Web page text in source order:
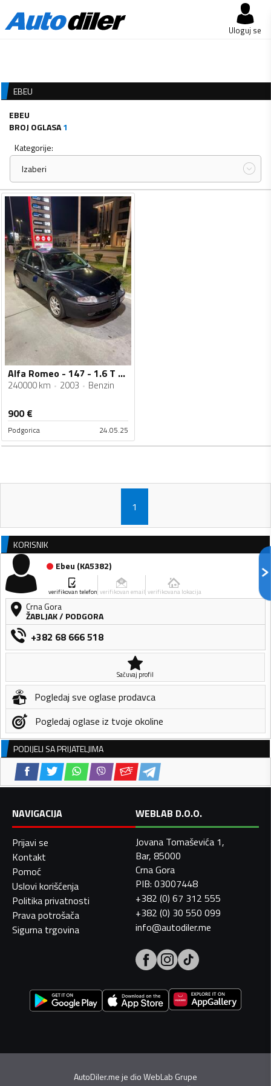
Uloguj se
EBEU
EBEU
BROJ OGLASA1
Kategorije:
Izaberi
Alfa Romeo - 147 - 1.6 T sport
240000 km 2003 Benzin
900€
Podgorica 24.05.25
1
KORISNIK
Ebeu (KA5382)
verifikovan telefon verifikovan email verifikovana lokacija
Crna Gora
ŽABLJAK/ PODGORA
+382 68 666 518
Sačuvaj profil
Pogledaj sve oglase prodavca
Pogledaj oglase iz tvoje okoline
PODIJELI SA PRIJATELJIMA
NAVIGACIJA
Prijavi se
Kontakt
Pomoć
Uslovi korišćenja
Politika privatnosti
Prava potrošača
Sigurna trgovina
WEBLAB D.O.O.
Jovana Tomaševića 1,
Bar, 85000
Crna Gora
PIB: 03007448
+382 (0) 67 312 555
+382 (0) 30 550 099
info@autodiler.me
AutoDiler.me je dioWebLab Grupe